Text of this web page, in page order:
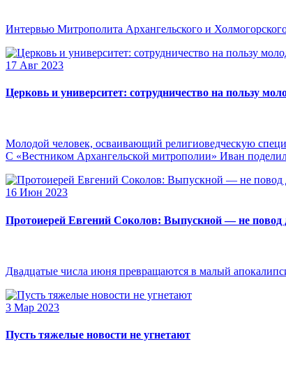
Интервью Митрополита Архангельского и
17 Авг 2023
Церковь и университет: сотрудничество на пользу
Молодой человек, осваивающий религиоведческую
С «Вестником Архангельской митрополии» Иван
16 Июн 2023
Протоиерей Евгений Соколов: Выпускной — не повод
Двадцатые числа июня превращаются в малый
3 Мар 2023
Пусть тяжелые новости не угнетают